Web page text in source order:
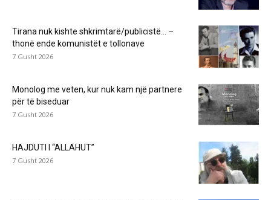
Tirana nuk kishte shkrimtarë/publicistë… –
thonë ende komunistët e tollonave
7 Gusht 2026
Monolog me veten, kur nuk kam një partnere
për të biseduar
7 Gusht 2026
HAJDUTI I “ALLAHUT”
7 Gusht 2026